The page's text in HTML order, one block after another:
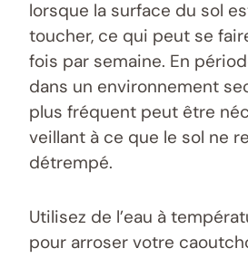
lorsque la surface du sol
toucher, ce qui peut se
fois par semaine. En
dans un environnement
plus fréquent peut être
veillant à ce que le sol ne
détrempé.
Utilisez de l’eau à
pour arroser votre